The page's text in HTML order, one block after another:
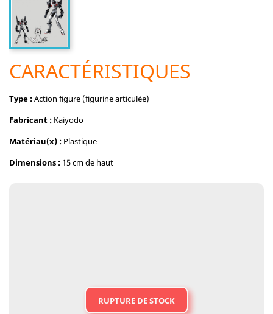
CARACTÉRISTIQUES
Type :Action figure (figurine articulée)
Fabricant : Kaiyodo
Matériau(x) : Plastique
Dimensions : 15 cm de haut
RUPTURE DE STOCK